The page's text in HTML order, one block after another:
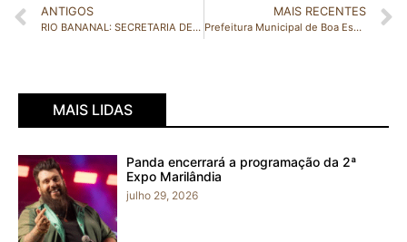
ANTIGOS
RIO BANANAL: SECRETARIA DE CULTURA, TURISMO, ESPORTE E LAZER LANÇA EDITAL PARA CONTRATAÇÃO TEMPORÁRIA DE GUARDA VIDAS
MAIS RECENTES
Prefeitura Municipal de Boa Esperança promove Curso de Operação e Manutenção de Tratores em Parceria com Entidades Locais
MAIS LIDAS
Panda encerrará a programação da 2ª
Expo Marilândia
julho 29, 2026